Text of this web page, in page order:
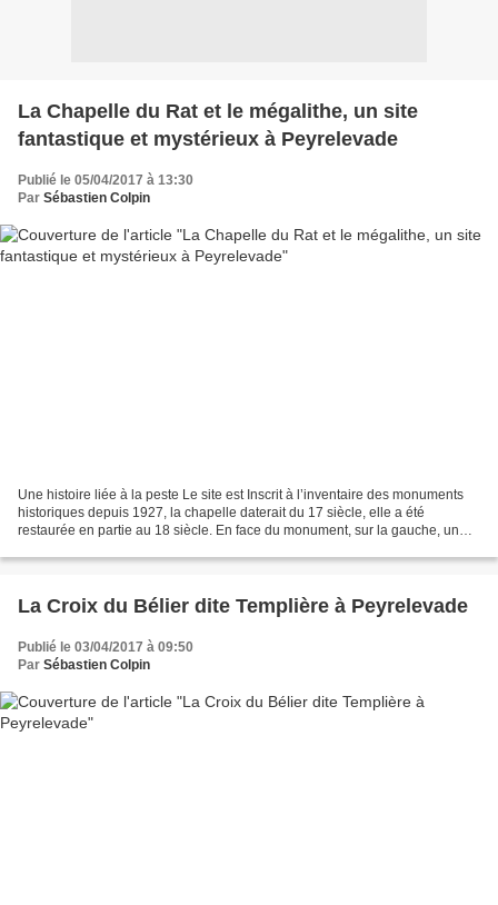
La Chapelle du Rat et le mégalithe, un site
fantastique et mystérieux à Peyrelevade
Publié le 05/04/2017 à 13:30
Par Sébastien Colpin
Une histoire liée à la peste Le site est Inscrit à l’inventaire des monuments
historiques depuis 1927, la chapelle daterait du 17 siècle, elle a été
restaurée en partie au 18 siècle. En face du monument, sur la gauche, un
La Croix du Bélier dite Templière à Peyrelevade
Publié le 03/04/2017 à 09:50
Par Sébastien Colpin